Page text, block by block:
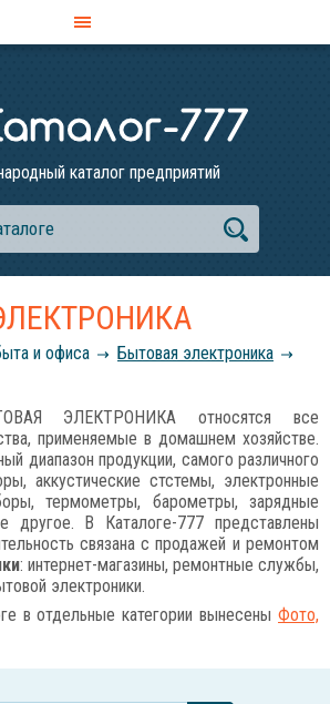
каталог предприятий
и офиса
Бытовая электроника
ЭЛЕКТРОНИКА относятся все
применяемые в домашнем хозяйстве.
диапазон продукции, самого различного
аккустические стстемы, электронные
термометры, барометры, зарядные
другое. В Каталоге-777 представлены
связана с продажей и ремонтом
: интернет-магазины, ремонтные службы,
электроники.
в отдельные категории вынесены Фото,